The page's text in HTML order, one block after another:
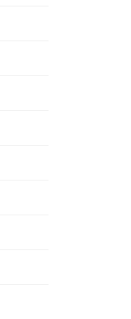
<strong>